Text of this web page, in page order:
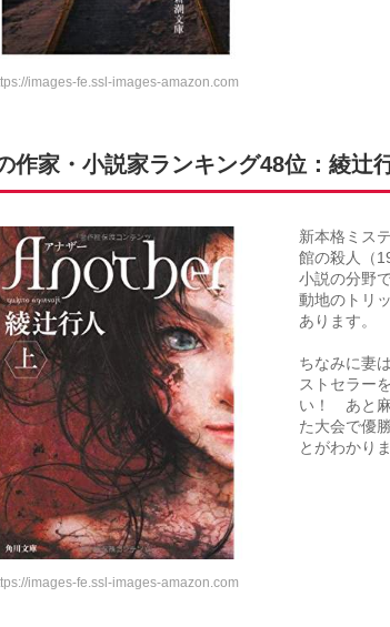
images-fe.ssl-images-amazon.com
作家・小説家ランキング48位：綾辻
新本格ミス
館の殺人（
小説の分野
動地のトリ
あります。
ちなみに妻
ストセラー
い！ あと麻
た大会で優
とがわかりま
images-fe.ssl-images-amazon.com